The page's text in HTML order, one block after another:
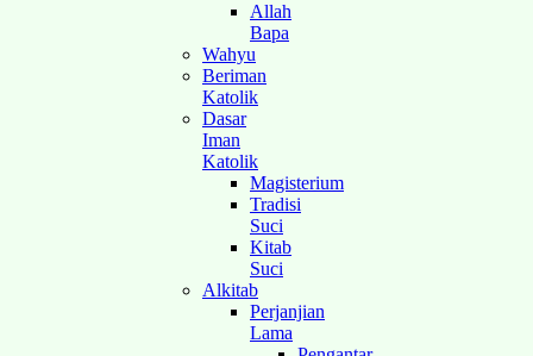
Allah
Bapa
Wahyu
Beriman
Katolik
Dasar
Iman
Katolik
Magisterium
Tradisi
Suci
Kitab
Suci
Alkitab
Perjanjian
Lama